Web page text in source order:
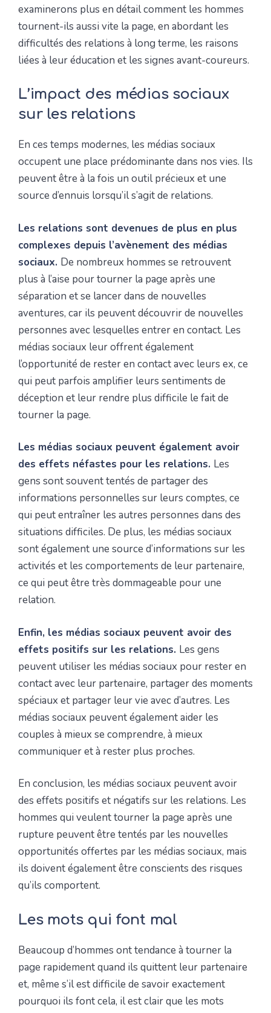
examinerons plus en détail comment les hommes
tournent-ils aussi vite la page, en abordant les
difficultés des relations à long terme, les raisons
liées à leur éducation et les signes avant-coureurs.
L’impact des médias sociaux
sur les relations
En ces temps modernes, les médias sociaux
occupent une place prédominante dans nos vies. Ils
peuvent être à la fois un outil précieux et une
source d’ennuis lorsqu’il s’agit de relations.
Les relations sont devenues de plus en plus
complexes depuis l’avènement des médias
sociaux. De nombreux hommes se retrouvent
plus à l’aise pour tourner la page après une
séparation et se lancer dans de nouvelles
aventures, car ils peuvent découvrir de nouvelles
personnes avec lesquelles entrer en contact. Les
médias sociaux leur offrent également
l’opportunité de rester en contact avec leurs ex, ce
qui peut parfois amplifier leurs sentiments de
déception et leur rendre plus difficile le fait de
tourner la page.
Les médias sociaux peuvent également avoir
des effets néfastes pour les relations. Les
gens sont souvent tentés de partager des
informations personnelles sur leurs comptes, ce
qui peut entraîner les autres personnes dans des
situations difficiles. De plus, les médias sociaux
sont également une source d’informations sur les
activités et les comportements de leur partenaire,
ce qui peut être très dommageable pour une
relation.
Enfin, les médias sociaux peuvent avoir des
effets positifs sur les relations. Les gens
peuvent utiliser les médias sociaux pour rester en
contact avec leur partenaire, partager des moments
spéciaux et partager leur vie avec d’autres. Les
médias sociaux peuvent également aider les
couples à mieux se comprendre, à mieux
communiquer et à rester plus proches.
En conclusion, les médias sociaux peuvent avoir
des effets positifs et négatifs sur les relations. Les
hommes qui veulent tourner la page après une
rupture peuvent être tentés par les nouvelles
opportunités offertes par les médias sociaux, mais
ils doivent également être conscients des risques
qu’ils comportent.
Les mots qui font mal
Beaucoup d’hommes ont tendance à tourner la
page rapidement quand ils quittent leur partenaire
et, même s’il est difficile de savoir exactement
pourquoi ils font cela, il est clair que les mots